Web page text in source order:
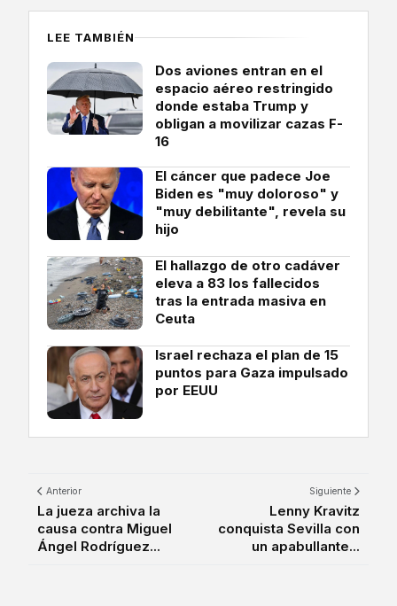
LEE TAMBIÉN
Dos aviones entran en el
espacio aéreo restringido
donde estaba Trump y
obligan a movilizar cazas F-
16
El cáncer que padece Joe
Biden es "muy doloroso" y
"muy debilitante", revela su
hijo
El hallazgo de otro cadáver
eleva a 83 los fallecidos
tras la entrada masiva en
Ceuta
Israel rechaza el plan de 15
puntos para Gaza impulsado
por EEUU
Anterior
La jueza archiva la
causa contra Miguel
Ángel Rodríguez...
Siguiente
Lenny Kravitz
conquista Sevilla con
un apabullante...